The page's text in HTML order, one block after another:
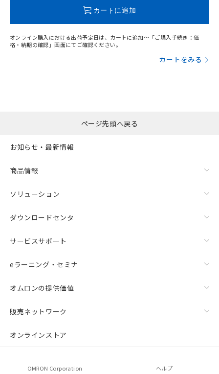
カートに追加
オンライン購入における出荷予定日は、カートに追加～「ご購入手続き：価
格・納期の確認」画面にてご確認ください。
カートをみる
ページ先頭へ戻る
お知らせ・最新情報
商品情報
ソリューション
ダウンロードセンタ
サービスサポート
eラーニング・セミナ
オムロンの提供価値
販売ネットワーク
オンラインストア
OMRON Corporation ヘルプ